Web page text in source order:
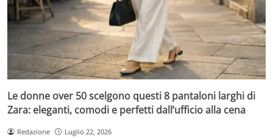
Le donne over 50 scelgono questi 8 pantaloni larghi di
Zara: eleganti, comodi e perfetti dall’ufficio alla cena
Redazione Luglio 22, 2026